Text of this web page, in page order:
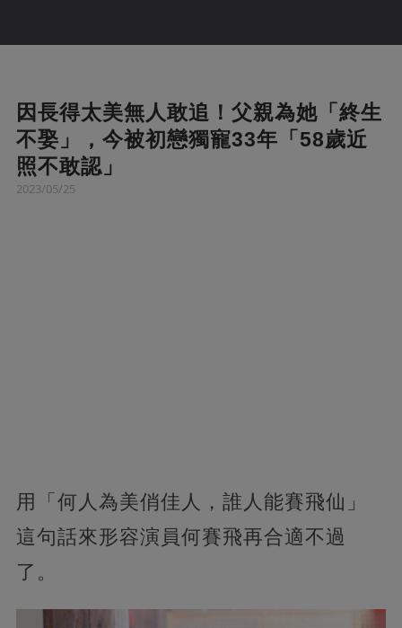
因長得太美無人敢追！父親為她「終生
不娶」，今被初戀獨寵33年「58歲近
照不敢認」
2023/05/25
用「何人為美俏佳人，誰人能賽飛仙」
這句話來形容演員何賽飛再合適不過
了。